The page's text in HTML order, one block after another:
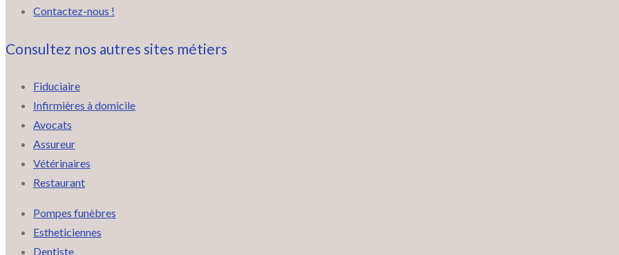
Contactez-nous !
Consultez nos autres sites métiers
Fiduciaire
Infirmières à domicile
Avocats
Assureur
Vétérinaires
Restaurant
Pompes funèbres
Estheticiennes
Dentiste